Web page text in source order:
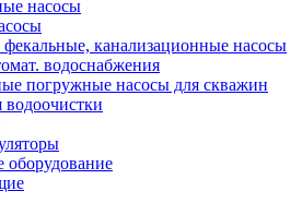
насосы
канализационные насосы
водоснабжения
погружные насосы для скважин